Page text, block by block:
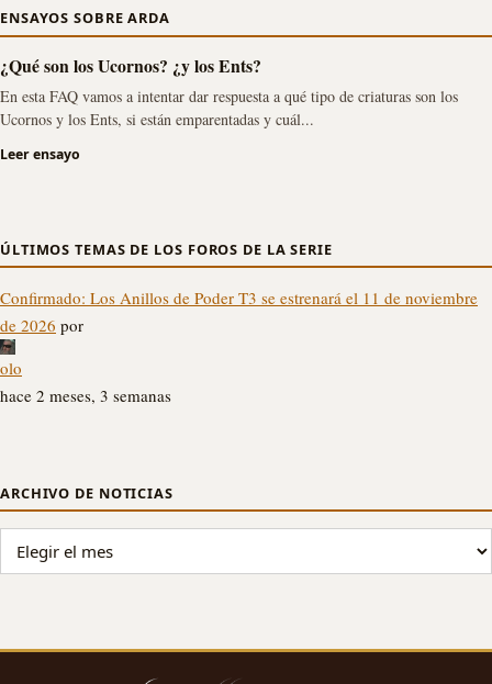
ENSAYOS SOBRE ARDA
¿Qué son los Ucornos? ¿y los Ents?
En esta FAQ vamos a intentar dar respuesta a qué tipo de criaturas son los
Ucornos y los Ents, si están emparentadas y cuál...
Leer ensayo
ÚLTIMOS TEMAS DE LOS FOROS DE LA SERIE
Confirmado: Los Anillos de Poder T3 se estrenará el 11 de noviembre
de 2026 por
olo
hace 2 meses, 3 semanas
ARCHIVO DE NOTICIAS
ARCHIVO DE NOTICIAS